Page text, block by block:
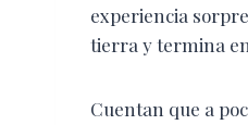
experiencia
tierra y termina
Cuentan que a